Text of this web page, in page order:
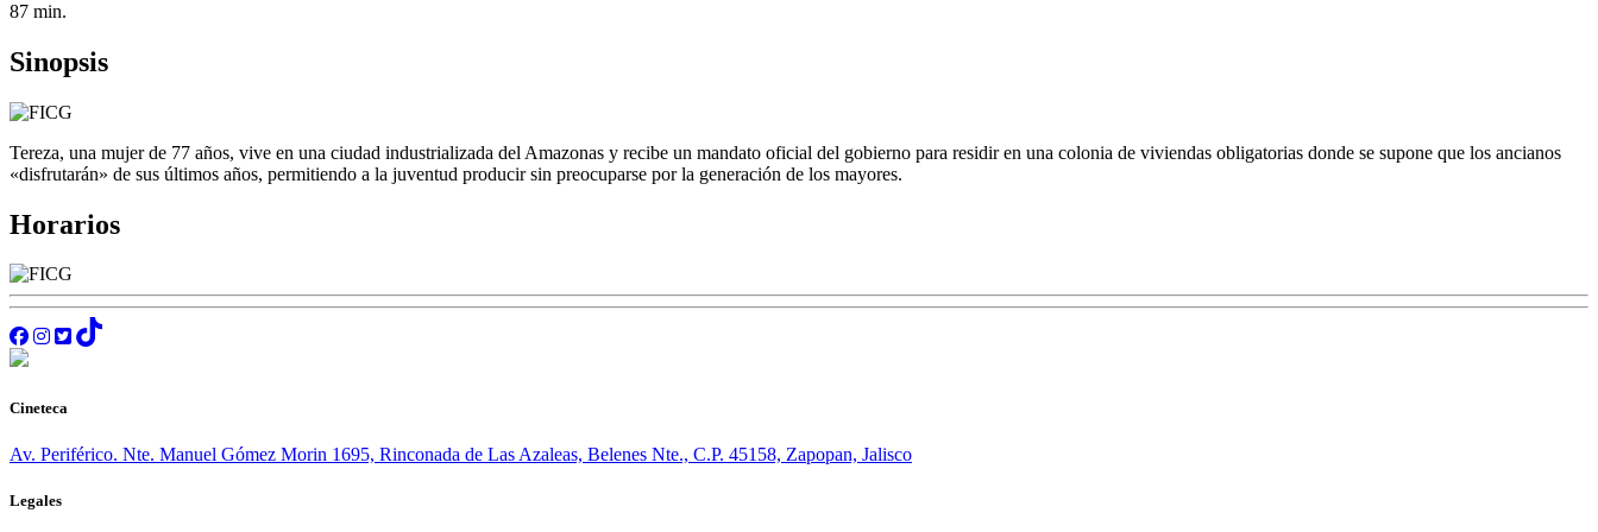
87 min.
Sinopsis
Tereza, una mujer de 77 años, vive en una ciudad industrializada del Amazonas y recibe un mandato oficial del gobierno para residir en una colonia de viviendas obligatorias donde se supone que los ancianos
«disfrutarán» de sus últimos años, permitiendo a la juventud producir sin preocuparse por la generación de los mayores.
Horarios
Cineteca
Av. Periférico. Nte. Manuel Gómez Morin 1695, Rinconada de Las Azaleas, Belenes Nte., C.P. 45158, Zapopan, Jalisco
Legales